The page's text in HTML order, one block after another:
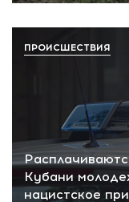
Кубани
нацистское
ПРОИСШЕСТВИЯ